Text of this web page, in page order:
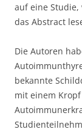
auf eine Studie,
das Abstract
Die Autoren
bekannte
mit einem